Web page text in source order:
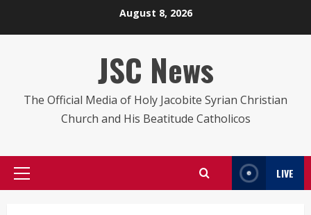
August 8, 2026
JSC News
The Official Media of Holy Jacobite Syrian Christian
Church and His Beatitude Catholicos
Primary
LIVE